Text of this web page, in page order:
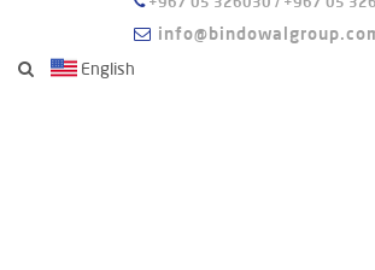
English